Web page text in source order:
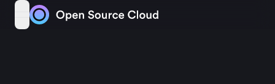
Skip to content
open navigation menu